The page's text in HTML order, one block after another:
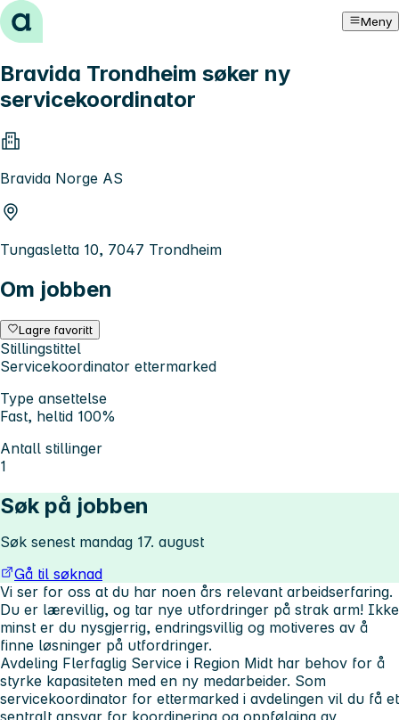
Hopp til innhold Meny
Bravida Trondheim søker ny
servicekoordinator
Bravida Norge AS
Tungasletta 10, 7047 Trondheim
Om jobben
Lagre favoritt
Stillingstittel
Servicekoordinator ettermarked
Type ansettelse
Fast, heltid 100%
Antall stillinger
1
Søk på jobben
Søk senest mandag 17. august
Gå til søknad
Vi ser for oss at du har noen års relevant arbeidserfaring.
Du er lærevillig, og tar nye utfordringer på strak arm! Ikke
minst er du nysgjerrig, endringsvillig og motiveres av å
finne løsninger på utfordringer.
Avdeling Flerfaglig Service i Region Midt har behov for å
styrke kapasiteten med en ny medarbeider. Som
servicekoordinator for ettermarked i avdelingen vil du få et
sentralt ansvar for koordinering og oppfølging av